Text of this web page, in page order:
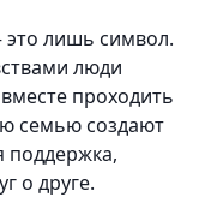
это лишь символ.
люди
проходить
семью создают
поддержка,
о друге.